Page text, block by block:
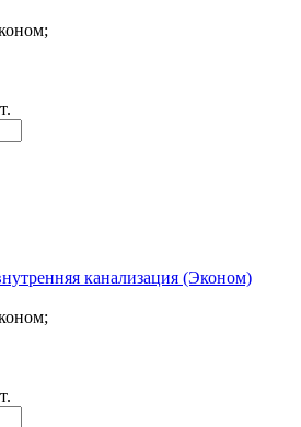
канализация (Эконом)